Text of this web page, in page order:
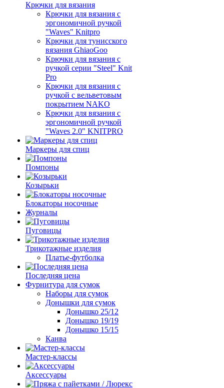
Крючки для вязания
Крючки для вязания с
эргономичной ручкой
"Waves" Knitpro
Крючки для тунисского
вязания GhiaoGoo
Крючки для вязания с
ручкой серии "Steel" Knit
Pro
Крючки для вязания с
ручкой с вельветовым
покрытием NAKO
Крючки для вязания с
эргономичной ручкой
"Waves 2.0" KNITPRO
Маркеры для спиц
Помпоны
Козырьки
Блокаторы носочные
Журналы
Пуговицы
Трикотажные изделия
Платье-футболка
Последняя цена
Фурнитура для сумок
Наборы для сумок
Донышки для сумок
Донышко 25/12
Донышко 19/19
Донышко 15/15
Канва
Мастер-классы
Аксессуары